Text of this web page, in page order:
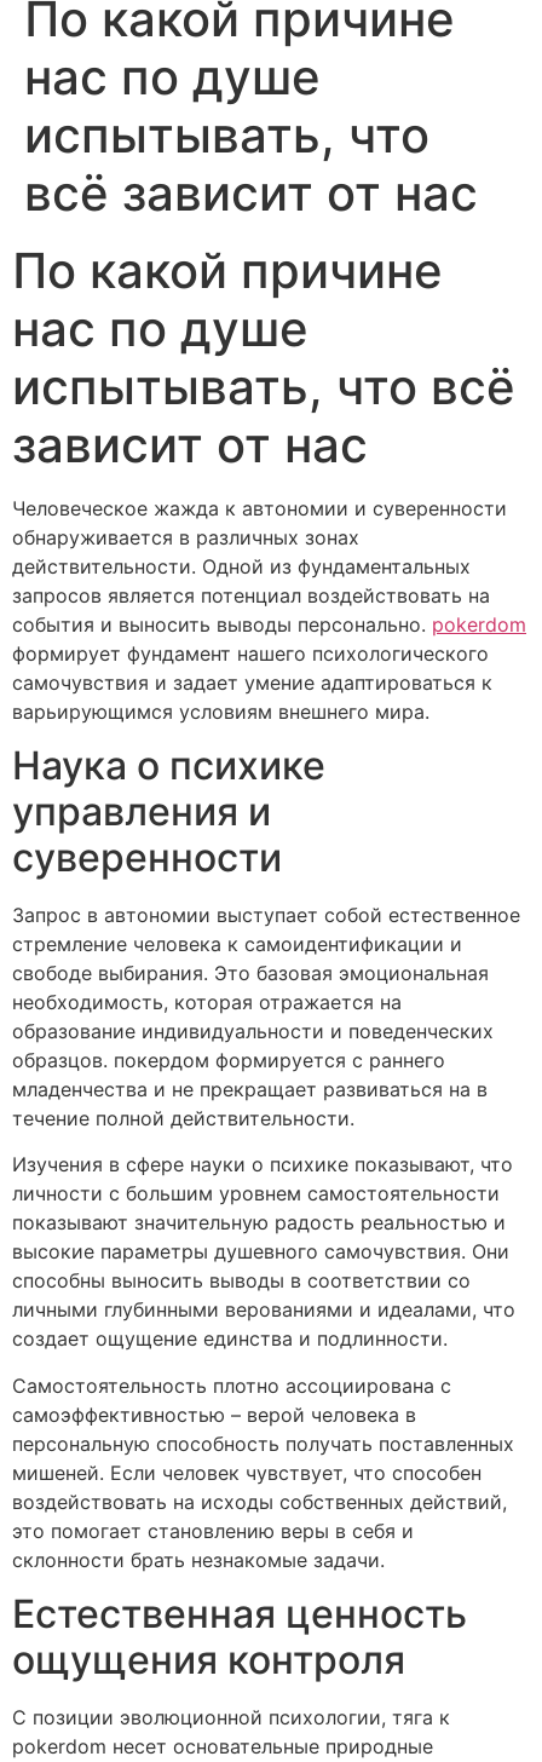
По какой причине
нас по душе
испытывать, что
всё зависит от нас
По какой причине
нас по душе
испытывать, что всё
зависит от нас
Человеческое жажда к автономии и суверенности
обнаруживается в различных зонах
действительности. Одной из фундаментальных
запросов является потенциал воздействовать на
события и выносить выводы персонально. pokerdom
формирует фундамент нашего психологического
самочувствия и задает умение адаптироваться к
варьирующимся условиям внешнего мира.
Наука о психике
управления и
суверенности
Запрос в автономии выступает собой естественное
стремление человека к самоидентификации и
свободе выбирания. Это базовая эмоциональная
необходимость, которая отражается на
образование индивидуальности и поведенческих
образцов. покердом формируется с раннего
младенчества и не прекращает развиваться на в
течение полной действительности.
Изучения в сфере науки о психике показывают, что
личности с большим уровнем самостоятельности
показывают значительную радость реальностью и
высокие параметры душевного самочувствия. Они
способны выносить выводы в соответствии со
личными глубинными верованиями и идеалами, что
создает ощущение единства и подлинности.
Самостоятельность плотно ассоциирована с
самоэффективностью – верой человека в
персональную способность получать поставленных
мишеней. Если человек чувствует, что способен
воздействовать на исходы собственных действий,
это помогает становлению веры в себя и
склонности брать незнакомые задачи.
Естественная ценность
ощущения контроля
С позиции эволюционной психологии, тяга к
pokerdom несет основательные природные